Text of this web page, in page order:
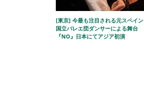
[東京] 今最も注目される元スペイン
国立バレエ団ダンサーによる舞台
『NO』日本にてアジア初演